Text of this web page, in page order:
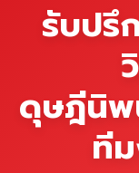
รับปรึ
ดุษฎีนิพ
ที